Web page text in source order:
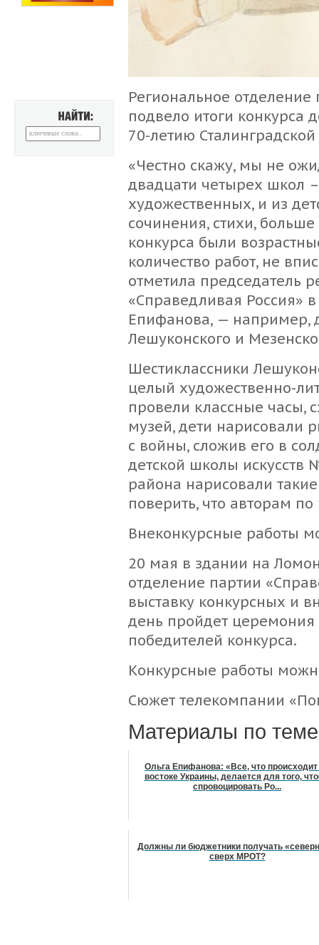
Региональное
подвело итоги конкурса
70-летию
«Честно скажу, мы не
двадцати четырех школ
художественных, и из
сочинения, стихи,
конкурса были
количество работ, не
отметила председатель
«Справедливая Россия»
Епифанова, — например,
Лешуконского и
Шестиклассники
целый художественно-
провели классные часы,
музей, дети нарисовали
с войны, сложив его в
детской школы искусств
района нарисовали
поверить, что авторам по
Внеконкурсные работы
20 мая в здании на
отделение партии
выставку конкурсных и
день пройдет
победителей конкурса.
Конкурсные работы
Сюжет телекомпании
Материалы по
Ольга Епифанова: «Все, что происходит
востоке Украины, делается для того,
спровоцировать Ро...
Должны ли бюджетники получать
сверх МРОТ?